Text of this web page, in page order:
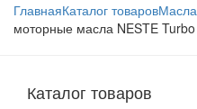
ГлавнаяКаталог товаровМасла
моторные масла NESTE
Каталог товаров